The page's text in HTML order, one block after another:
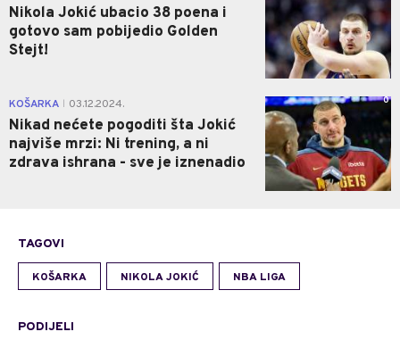
Nikola Jokić ubacio 38 poena i
gotovo sam pobijedio Golden
Stejt!
KOŠARKA 03.12.2024.
Nikad nećete pogoditi šta Jokić
najviše mrzi: Ni trening, a ni
zdrava ishrana - sve je iznenadio
0
TAGOVI
KOŠARKA NIKOLA JOKIĆ NBA LIGA
PODIJELI